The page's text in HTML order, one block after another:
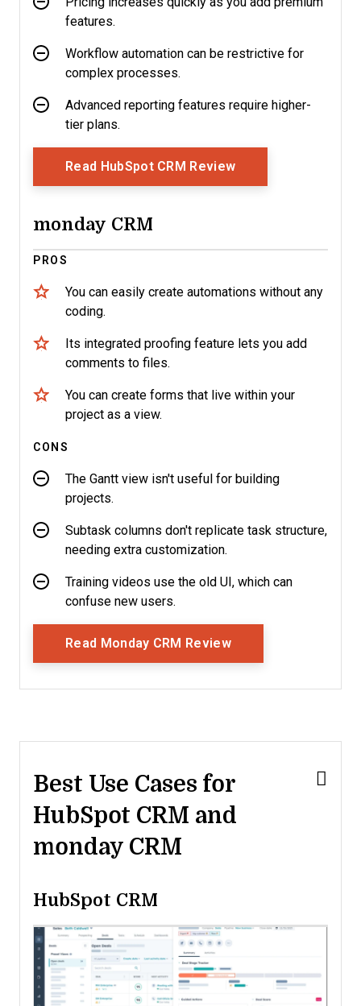
features.
Workflow automation can be restrictive for
complex processes.
Advanced reporting features require higher-
tier plans.
Read HubSpot CRM ReviewOpens New Window
monday CRM
PROS
You can easily create automations without any
coding.
Its integrated proofing feature lets you add
comments to files.
You can create forms that live within your
project as a view.
CONS
The Gantt view isn't useful for building
projects.
Subtask columns don't replicate task structure,
needing extra customization.
Training videos use the old UI, which can
confuse new users.
Read Monday CRM ReviewOpens New Window
Best Use Cases for
HubSpot CRM and
monday CRM
HubSpot CRM